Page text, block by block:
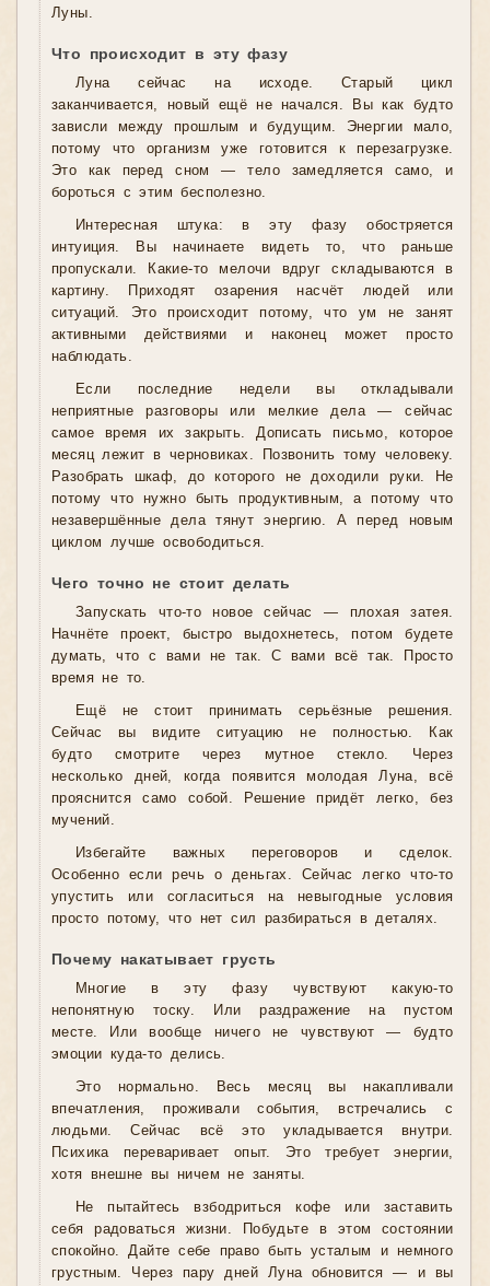
Луны.
Что происходит в эту фазу
Луна сейчас на исходе. Старый цикл
заканчивается, новый ещё не начался. Вы как будто
зависли между прошлым и будущим. Энергии мало,
потому что организм уже готовится к перезагрузке.
Это как перед сном — тело замедляется само, и
бороться с этим бесполезно.
Интересная штука: в эту фазу обостряется
интуиция. Вы начинаете видеть то, что раньше
пропускали. Какие-то мелочи вдруг складываются в
картину. Приходят озарения насчёт людей или
ситуаций. Это происходит потому, что ум не занят
активными действиями и наконец может просто
наблюдать.
Если последние недели вы откладывали
неприятные разговоры или мелкие дела — сейчас
самое время их закрыть. Дописать письмо, которое
месяц лежит в черновиках. Позвонить тому человеку.
Разобрать шкаф, до которого не доходили руки. Не
потому что нужно быть продуктивным, а потому что
незавершённые дела тянут энергию. А перед новым
циклом лучше освободиться.
Чего точно не стоит делать
Запускать что-то новое сейчас — плохая затея.
Начнёте проект, быстро выдохнетесь, потом будете
думать, что с вами не так. С вами всё так. Просто
время не то.
Ещё не стоит принимать серьёзные решения.
Сейчас вы видите ситуацию не полностью. Как
будто смотрите через мутное стекло. Через
несколько дней, когда появится молодая Луна, всё
прояснится само собой. Решение придёт легко, без
мучений.
Избегайте важных переговоров и сделок.
Особенно если речь о деньгах. Сейчас легко что-то
упустить или согласиться на невыгодные условия
просто потому, что нет сил разбираться в деталях.
Почему накатывает грусть
Многие в эту фазу чувствуют какую-то
непонятную тоску. Или раздражение на пустом
месте. Или вообще ничего не чувствуют — будто
эмоции куда-то делись.
Это нормально. Весь месяц вы накапливали
впечатления, проживали события, встречались с
людьми. Сейчас всё это укладывается внутри.
Психика переваривает опыт. Это требует энергии,
хотя внешне вы ничем не заняты.
Не пытайтесь взбодриться кофе или заставить
себя радоваться жизни. Побудьте в этом состоянии
спокойно. Дайте себе право быть усталым и немного
грустным. Через пару дней Луна обновится — и вы